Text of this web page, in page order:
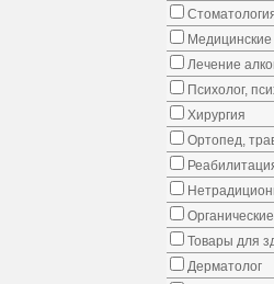
Медицинские
Лечение
Психолог,
Хирургия
Ортопед,
Товары для
Дерматолог